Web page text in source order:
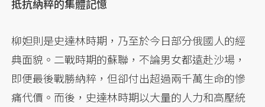
抵抗納粹的集體記憶
柳妲則是史達林時期，乃至於今日部分俄國人的經
典面貌。二戰時期的蘇聯，不論男女都遠赴沙場，
即便最後戰勝納粹，但卻付出超過兩千萬生命的慘
痛代價。而後，史達林時期以大量的人力和高壓統